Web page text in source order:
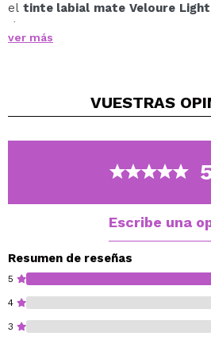
el tinte labial mate Veloure Light
líquido de textura ultraligera que
rica y mate sin comprometer la
acabado suave, aterciopelado y
Diseñado para quienes buscan
durabilidad, Veloure Light es
ocasión: desde looks
Disponible en 6 tonos irresistibles:
02 Peachy Nude – Nude
03 Caramel Nude – Beige
04 Mauve – Púrpura rosado
05 Wine Red – Rojo vino con
06 True Red – Rojo clásico y
ver más
VUESTRAS
Escribe una
Resumen de reseñas
5
4
3